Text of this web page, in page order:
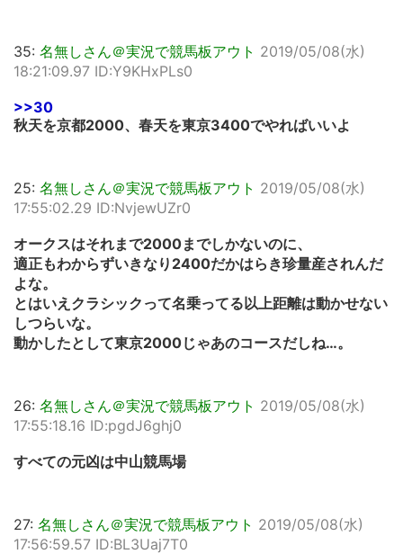
35: 名無しさん＠実況で競馬板アウト 2019/05/08(水)
18:21:09.97 ID:Y9KHxPLs0
>>30
秋天を京都2000、春天を東京3400でやればいいよ
25: 名無しさん＠実況で競馬板アウト 2019/05/08(水)
17:55:02.29 ID:NvjewUZr0
オークスはそれまで2000までしかないのに、
適正もわからずいきなり2400だかはらき珍量産されんだ
よな。
とはいえクラシックって名乗ってる以上距離は動かせない
しつらいな。
動かしたとして東京2000じゃあのコースだしね…。
26: 名無しさん＠実況で競馬板アウト 2019/05/08(水)
17:55:18.16 ID:pgdJ6ghj0
すべての元凶は中山競馬場
27: 名無しさん＠実況で競馬板アウト 2019/05/08(水)
17:56:59.57 ID:BL3Uaj7T0